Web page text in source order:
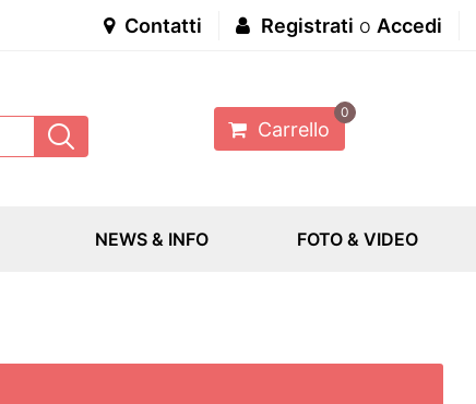
Contatti Registrati o Accedi
Carrello
0
NEWS & INFO FOTO & VIDEO